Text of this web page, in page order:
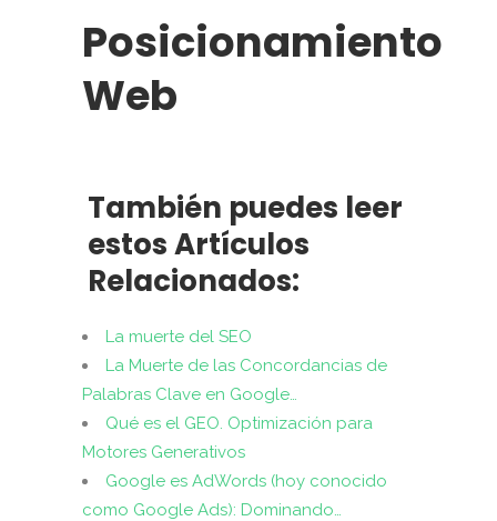
Posicionamiento
Web
También puedes leer
estos Artículos
Relacionados:
La muerte del SEO
La Muerte de las Concordancias de
Palabras Clave en Google…
Qué es el GEO. Optimización para
Motores Generativos
Google es AdWords (hoy conocido
como Google Ads): Dominando…